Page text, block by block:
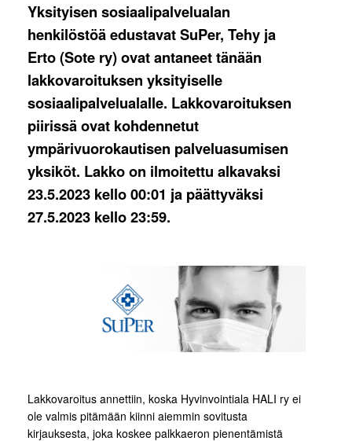
Yksityisen sosiaalipalvelualan
henkilöstöä edustavat SuPer, Tehy ja
Erto (Sote ry) ovat antaneet tänään
lakkovaroituksen yksityiselle
sosiaalipalvelualalle. Lakkovaroituksen
piirissä ovat kohdennetut
ympärivuorokautisen palveluasumisen
yksiköt. Lakko on ilmoitettu alkavaksi
23.5.2023 kello 00:01 ja päättyväksi
27.5.2023 kello 23:59.
Lakkovaroitus annettiin, koska Hyvinvointiala HALI ry ei
ole valmis pitämään kiinni aiemmin sovitusta
kirjauksesta, joka koskee palkkaeron pienentämistä